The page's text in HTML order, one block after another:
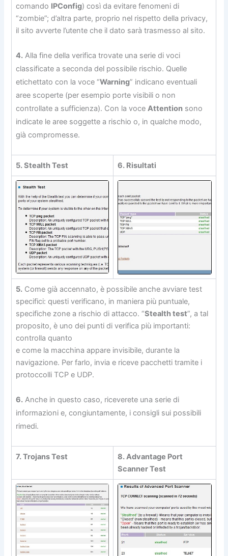
comando IPConfig) così da evitare fenomeni di
“zombie”; d’altra parte, proprio nel rispetto della privacy,
il sito avverte l’utente che il dato sarà trasmesso al sito.
4. Alla fine della verifica trovate una serie di voci
classificate a seconda del possibile rischio. Quelle
etichettato con la voce “Warning” indicano eventuali
aree scoperte (per esempio porte visibili o non
controllate a sufficienza). Con la voce Attention sono
indicate le aree soggette a rischio o, in qualche modo,
già compromesse.
5. Stealth Test 6. Risultati
5. Come già accennato, è possibile anche avviare test
specifici: questi verificano, in maniera più puntuale,
specifiche zone a rischio di attacco. “Stealth test”, a tal
proposito, è uno dei punti di verifica più importanti:
controlla quanto
e come la macchina appare invisibile, durante la
navigazione. Per farlo, invia e riceve pacchetti tramite i
protoccolli TCP e UDP.
6. Anche in questo caso, riceverete una serie di
informazioni e, congiuntamente, i consigli sui possibili
rimedi.
7. Trojans Test
8. Advantage Port
Scanner Test